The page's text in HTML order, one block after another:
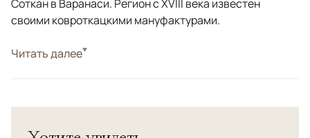
Соткан в Варанаси. Регион с XVIII века известен
своими ковроткацкими мануфактурами.
СтильСовременные
Читать далее